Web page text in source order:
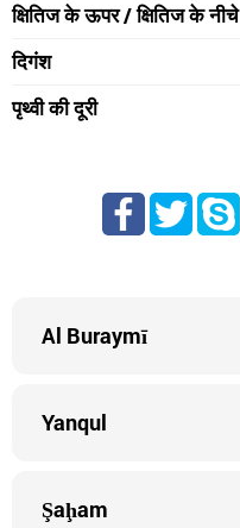
क्षितिज के ऊपर / क्षितिज के नीचे
दिगंश
पृथ्वी की दूरी
Al Buraymī
Yanqul
Şaḩam